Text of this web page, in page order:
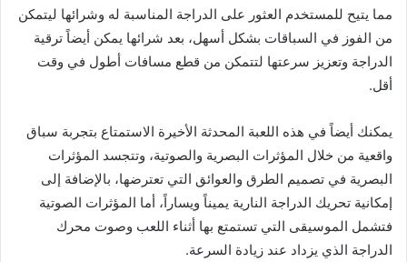
مما يتيح للمستخدم العثور على الدراجة المناسبة له وشرائها ليتمكن
من الفوز في السباقات بشكل أسهل، بعد شرائها يمكن أيضاً ترقية
الدراجة وتعزيز سرعتها لتتمكن من قطع مسافات أطول في وقت
أقل.
يمكنك أيضاً في هذه اللعبة المحدثة الأخيرة الاستمتاع بتجربة سباق
واقعية من خلال المؤثرات البصرية والصوتية، وتتجسد المؤثرات
البصرية في تصميم الطرق والعوائق التي تعترضها، بالإضافة إلى
إمكانية تحريك الدراجة النارية يميناً ويساراً، أما المؤثرات الصوتية
فتشمل الموسيقى التي تستمتع بها أثناء اللعب وصوت محرك
الدراجة الذي يزداد عند زيادة السرعة.